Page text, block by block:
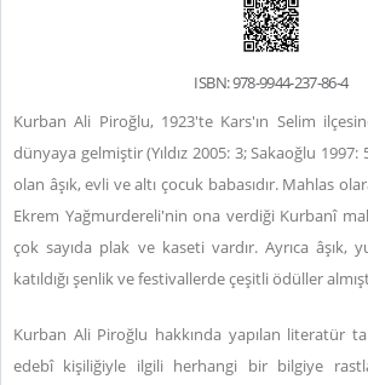
ISBN: 978-9944-237-86-4
Kurban Ali Piroğlu, 1923'te Kars'ın Selim
dünyaya gelmiştir (Yıldız 2005: 3; Sakaoğlu
olan âşık, evli ve altı çocuk babasıdır. Mahlas
Ekrem Yağmurdereli'nin ona verdiği Kurbanî
çok sayıda plak ve kaseti vardır. Ayrıca âşık,
katıldığı şenlik ve festivallerde çeşitli ödüller
Kurban Ali Piroğlu hakkında yapılan literatür
edebî kişiliğiyle ilgili herhangi bir bilgiye